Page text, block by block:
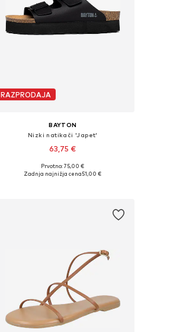
RAZPRODAJA
BAYTON
Nizki natikači 'Japet'
63,75 €
Na voljo v različnih velikostih
Prvotno: 75,00 €
Zadnja najnižja cena51,00 €